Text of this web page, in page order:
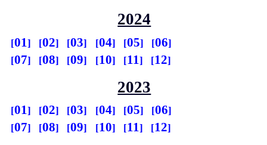
2024
01 02 03 04 05
06
07
08 09 10 11 12
2023
01 02 03 04 05
06
07
08 09 10 11 12